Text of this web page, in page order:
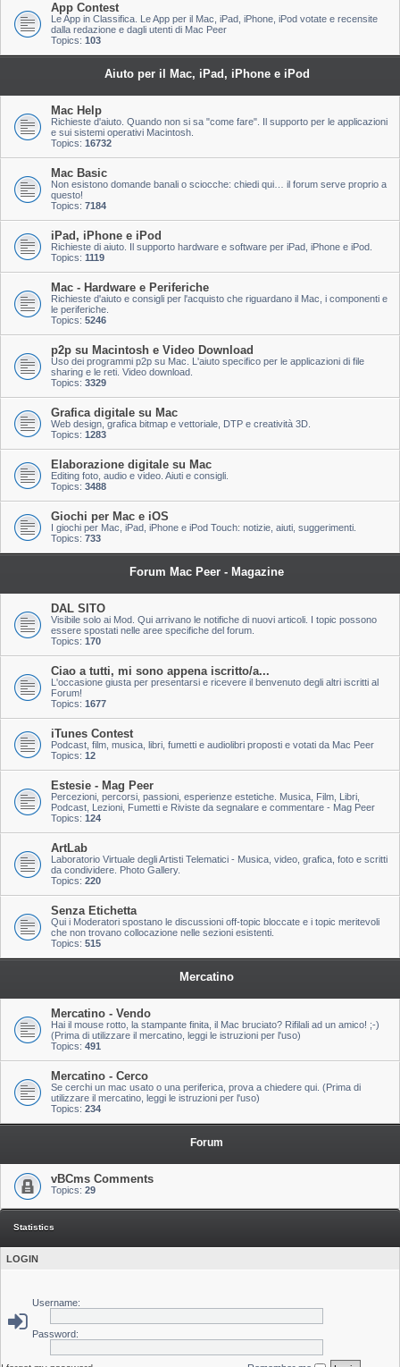
App Contest
Le App in Classifica. Le App per il Mac, iPad, iPhone, iPod votate e recensite
dalla redazione e dagli utenti di Mac Peer
Topics: 103
Aiuto per il Mac, iPad, iPhone e iPod
Mac Help
Richieste d'aiuto. Quando non si sa "come fare". Il supporto per le applicazioni
e sui sistemi operativi Macintosh.
Topics: 16732
Mac Basic
Non esistono domande banali o sciocche: chiedi qui… il forum serve proprio a
questo!
Topics: 7184
iPad, iPhone e iPod
Richieste di aiuto. Il supporto hardware e software per iPad, iPhone e iPod.
Topics: 1119
Mac - Hardware e Periferiche
Richieste d'aiuto e consigli per l'acquisto che riguardano il Mac, i componenti e
le periferiche.
Topics: 5246
p2p su Macintosh e Video Download
Uso dei programmi p2p su Mac. L'aiuto specifico per le applicazioni di file
sharing e le reti. Video download.
Topics: 3329
Grafica digitale su Mac
Web design, grafica bitmap e vettoriale, DTP e creatività 3D.
Topics: 1283
Elaborazione digitale su Mac
Editing foto, audio e video. Aiuti e consigli.
Topics: 3488
Giochi per Mac e iOS
I giochi per Mac, iPad, iPhone e iPod Touch: notizie, aiuti, suggerimenti.
Topics: 733
Forum Mac Peer - Magazine
DAL SITO
Visibile solo ai Mod. Qui arrivano le notifiche di nuovi articoli. I topic possono
essere spostati nelle aree specifiche del forum.
Topics: 170
Ciao a tutti, mi sono appena iscritto/a...
L'occasione giusta per presentarsi e ricevere il benvenuto degli altri iscritti al
Forum!
Topics: 1677
iTunes Contest
Podcast, film, musica, libri, fumetti e audiolibri proposti e votati da Mac Peer
Topics: 12
Estesie - Mag Peer
Percezioni, percorsi, passioni, esperienze estetiche. Musica, Film, Libri,
Podcast, Lezioni, Fumetti e Riviste da segnalare e commentare - Mag Peer
Topics: 124
ArtLab
Laboratorio Virtuale degli Artisti Telematici - Musica, video, grafica, foto e scritti
da condividere. Photo Gallery.
Topics: 220
Senza Etichetta
Qui i Moderatori spostano le discussioni off-topic bloccate e i topic meritevoli
che non trovano collocazione nelle sezioni esistenti.
Topics: 515
Mercatino
Mercatino - Vendo
Hai il mouse rotto, la stampante finita, il Mac bruciato? Rifilali ad un amico! ;-)
(Prima di utilizzare il mercatino, leggi le istruzioni per l'uso)
Topics: 491
Mercatino - Cerco
Se cerchi un mac usato o una periferica, prova a chiedere qui. (Prima di
utilizzare il mercatino, leggi le istruzioni per l'uso)
Topics: 234
Forum
vBCms Comments
Topics: 29
Statistics
LOGIN
Username:
Password: